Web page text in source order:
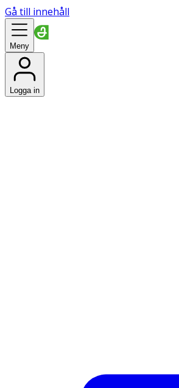
Gå till innehåll
Meny
Logga in